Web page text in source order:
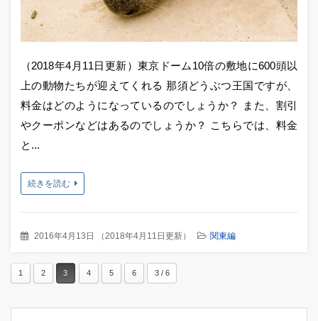
（2018年4月11日更新）東京ドーム10倍の敷地に600頭以
上の動物たちが迎えてくれる 那須どうぶつ王国ですが、
料金はどのようになっているのでしょうか？ また、割引
やクーポンなどはあるのでしょうか？ こちらでは、料金
と...
続きを読む
2016年4月13日 （2018年4月11日更新） 関東編
1 2 3 4 5 6 3 / 6